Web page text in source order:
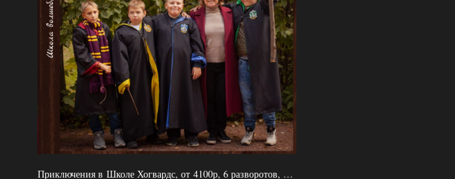
Приключения в Школе Хогвардс, от 4100р, 6 разворотов, плотные страницы и обложка, 2 выезда, индивидуальный подход